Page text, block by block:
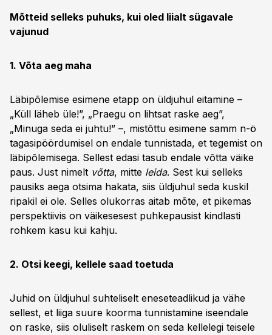
Mõtteid selleks puhuks, kui oled liialt sügavale
vajunud
1. Võta aeg maha
Läbipõlemise esimene etapp on üldjuhul eitamine –
„Küll läheb üle!”, „Praegu on lihtsat raske aeg”,
„Minuga seda ei juhtu!” –, mistõttu esimene samm n-ö
tagasipöördumisel on endale tunnistada, et tegemist on
läbipõlemisega. Sellest edasi tasub endale võtta väike
paus. Just nimelt võtta, mitte leida. Sest kui selleks
pausiks aega otsima hakata, siis üldjuhul seda kuskil
ripakil ei ole. Selles olukorras aitab mõte, et pikemas
perspektiivis on väikesesest puhkepausist kindlasti
rohkem kasu kui kahju.
2. Otsi keegi, kellele saad toetuda
Juhid on üldjuhul suhteliselt eneseteadlikud ja vähe
sellest, et liiga suure koorma tunnistamine iseendale
on raske, siis oluliselt raskem on seda kellelegi teisele